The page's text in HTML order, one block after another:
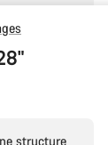
structure